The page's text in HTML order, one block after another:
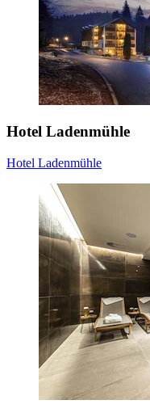
Hotel Ladenmühle
Hotel Ladenmühle